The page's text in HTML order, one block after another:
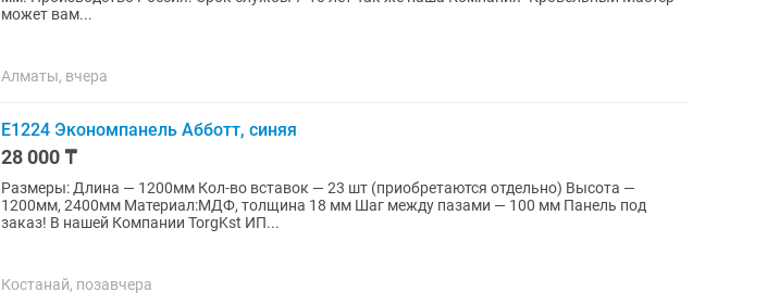
может вам...
Алматы, вчера
Е1224 Экономпанель Абботт, синяя
28 000 ₸
Размеры: Длина — 1200мм Кол-во вставок — 23 шт (приобретаются отдельно) Высота —
1200мм, 2400мм Материал:МДФ, толщина 18 мм Шаг между пазами — 100 мм Панель под
заказ! В нашей Компании TorgKst ИП...
Костанай, позавчера